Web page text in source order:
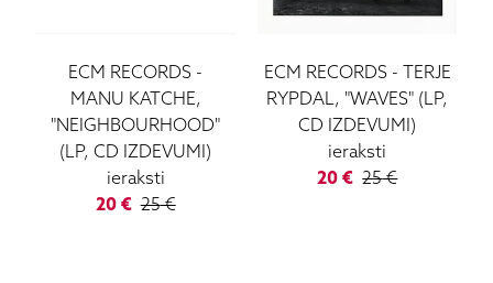
ECM RECORDS -
MANU KATCHE,
"NEIGHBOURHOOD"
(LP, CD IZDEVUMI)
ieraksti
20€ 25€
ECM RECORDS - TERJE
RYPDAL, "WAVES" (LP,
CD IZDEVUMI)
ieraksti
20 € 25€